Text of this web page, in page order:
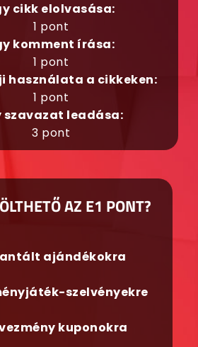
cikk elolvasása:
1 pont
komment írása:
1 pont
használata a cikkeken:
1 pont
szavazat leadása:
3 pont
AZ E1 PONT?
ajándékokra
szelvényekre
kuponokra